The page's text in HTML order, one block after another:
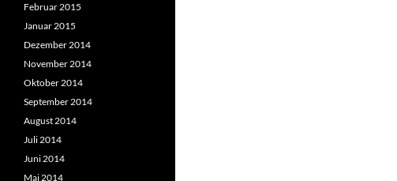
Februar 2015
Januar 2015
Dezember 2014
November 2014
Oktober 2014
September 2014
August 2014
Juli 2014
Juni 2014
Mai 2014